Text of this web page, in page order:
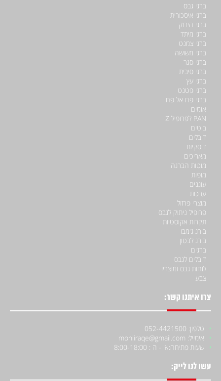
ברגי גבס
ברגי איסכורית
ברגי הידוק
ברגי מיתד
ברגי צמנט
ברגי משושה
ברגי סגר
ברגי סיבית
ברגי עץ
ברגי פטנט
ברגי פח אל פח
אומים
PAN לפרופיל Z
ביטים
דיבלים
דיסקיות
מאריכים
מוטות הברגה
מופות
עוגנים
ערכות
מוצרי פרזול
פרופיל ניתוק לגבס
תקרות אקוסטיות
בורג ג'מבו
בורג לבטון
ברגים
דיבלים לגבס
לוחות גבס ומוצריו
צבע
צרו איתנו קשר:
טלפון: 052-4421500
אימייל: moniiraqe@gmail.com
שעות פתיחה:א' - ה : 8:00-18:00
עשו לנו לייק: